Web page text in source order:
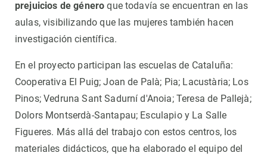
prejuicios de género que todavía se encuentran en las
aulas, visibilizando que las mujeres también hacen
investigación científica.
En el proyecto participan las escuelas de Cataluña:
Cooperativa El Puig; Joan de Palà; Pia; Lacustària; Los
Pinos; Vedruna Sant Sadurní d'Anoia; Teresa de Pallejà;
Dolors Montserdà-Santapau; Esculapio y La Salle
Figueres. Más allá del trabajo con estos centros, los
materiales didácticos, que ha elaborado el equipo del